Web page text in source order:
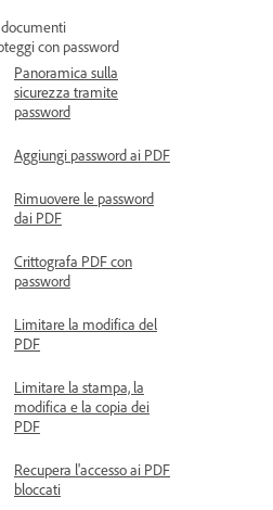
con password
Panoramica sulla
sicurezza tramite
password
Aggiungi password ai PDF
Rimuovere le password
dai PDF
Crittografa PDF con
password
Limitare la modifica del
PDF
Limitare la stampa, la
modifica e la copia dei
PDF
Recupera l'accesso ai PDF
bloccati